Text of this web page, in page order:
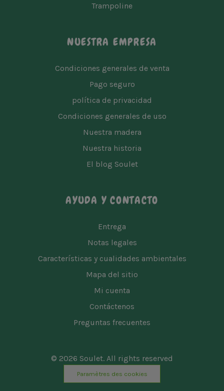
Trampoline
NUESTRA EMPRESA
Condiciones generales de venta
Pago seguro
política de privacidad
Condiciones generales de uso
Nuestra madera
Nuestra historia
El blog Soulet
AYUDA Y CONTACTO
Entrega
Notas legales
Características y cualidades ambientales
Mapa del sitio
Mi cuenta
Contáctenos
Preguntas frecuentes
© 2026 Soulet. All rights reserved
Paramètres des cookies